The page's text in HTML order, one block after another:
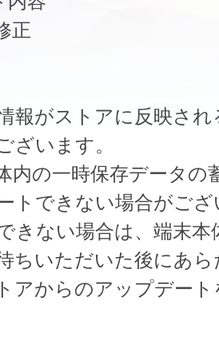
正
報がストアに反映さ
ざいます。
内の一時保存データの
トできない場合がご
きない場合は、端末本
ちいただいた後にあ
アからのアップデー